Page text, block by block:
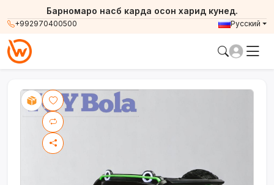
+992970400500
Барномаро насб карда осон харид кунед.
Русский